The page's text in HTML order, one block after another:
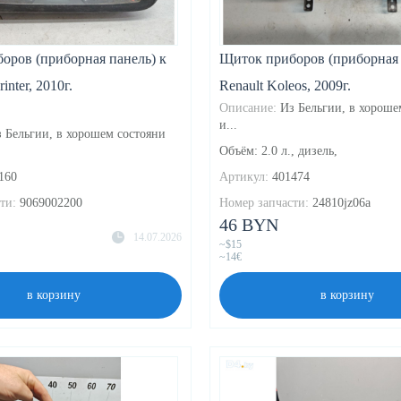
(приборная панель) к
2010г.
Бельгии, в хорошем состояни
9069002200
14.07.2026
в корзину
Щиток приборов (приборная
Renault Koleos, 2009г.
Описание: Из Бельгии, в
и...
Объём: 2.0 л., дизель,
Артикул: 401474
Номер запчасти: 24810jz06a
46 BYN
~$15
~14€
в корзину